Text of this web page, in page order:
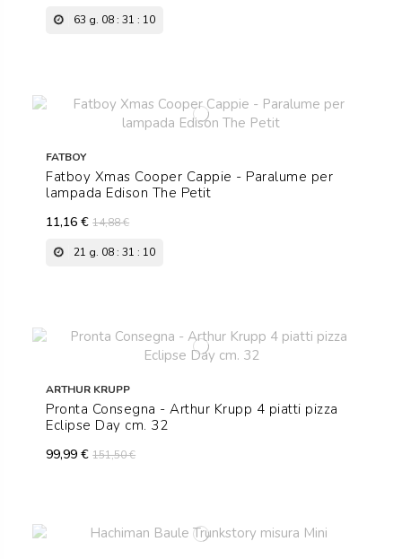
63 g. 08: 31 : 09
FATBOY
Fatboy Xmas Cooper Cappie - Paralume per
lampada Edison The Petit
11,16 €14,88 €
21 g. 08: 31 : 09
ARTHUR KRUPP
Pronta Consegna - Arthur Krupp 4 piatti pizza
Eclipse Day cm. 32
99,99 €151,50 €